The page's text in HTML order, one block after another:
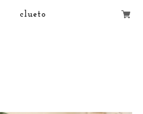
clueto